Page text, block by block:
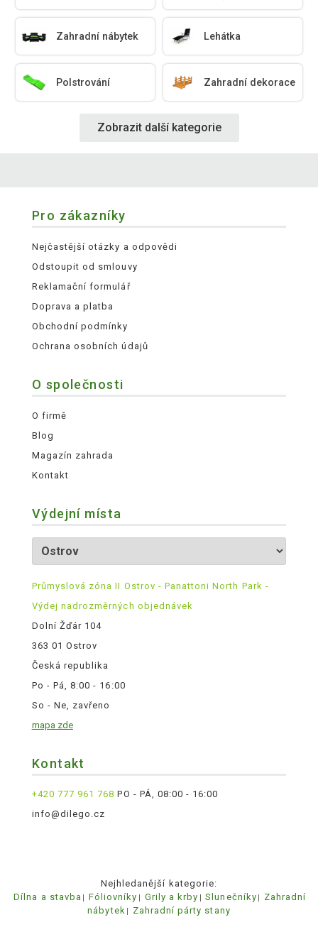
Zahradní nábytek Lehátka
Polstrování Zahradní dekorace
Zobrazit další kategorie
Pro zákazníky
Nejčastější otázky a odpovědi
Odstoupit od smlouvy
Reklamační formulář
Doprava a platba
Obchodní podmínky
Ochrana osobních údajů
O společnosti
O firmě
Blog
Magazín zahrada
Kontakt
Výdejní místa
Průmyslová zóna II Ostrov - Panattoni North Park -
Výdej nadrozměrných objednávek
Dolní Žďár 104
363 01 Ostrov
Česká republika
Po - Pá, 8:00 - 16:00
So - Ne, zavřeno
mapa zde
Kontakt
+420 777 961 768 PO - PÁ, 08:00 - 16:00
info@dilego.cz
Nejhledanější kategorie:
Dílna a stavba
Fóliovníky Grily a krby Slunečníky
Zahradní
nábytek
Zahradní párty stany